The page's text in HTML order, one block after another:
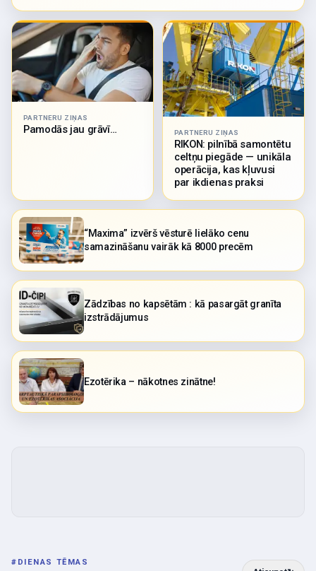
PARTNERU ZIŅAS
Pamodās jau grāvī… PARTNERU ZIŅAS
RIKON: pilnībā samontētu
celtņu piegāde — unikāla
operācija, kas kļuvusi
par ikdienas praksi
“Maxima” izvērš vēsturē lielāko cenu
samazināšanu vairāk kā 8000 precēm
Zādzības no kapsētām : kā pasargāt granīta
izstrādājumus
Ezotērika – nākotnes zinātne!
# DIENAS TĒMAS